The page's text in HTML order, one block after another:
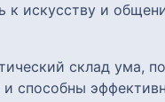
к искусству и
склад ума,
способны